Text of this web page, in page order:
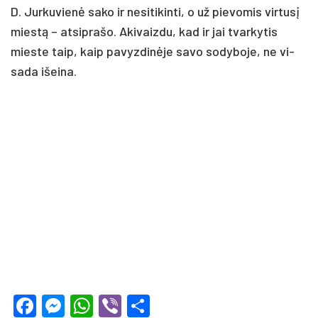
D. Jur­ku­vienė sa­ko ir ne­si­ti­kin­ti, o už pie­vo­mis vir­tusį
miestą – at­si­pra­šo. Aki­vaiz­du, kad ir jai tvar­ky­tis
mies­te taip, kaip pa­vyz­dinė­je sa­vo so­dy­bo­je, ne vi­
sa­da išei­na.
Facebook
Messenger
WhatsApp
Viber